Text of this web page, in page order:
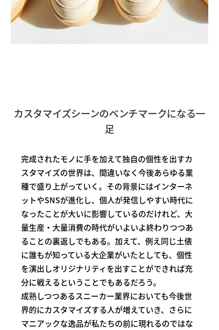
カスタマイズシーンのベンチマークになる一
足
完成されたモノに手を加えて独自の個性を出すカ
スタマイズの世界は、間違いなく今後あらゆる業
種で盛り上がっていく。その背景にはインターネ
ットやSNSが進化し、個人が発信しやすい時代に
なったことが大いに影響しているのだけれど、大
量生産・大量消費の時代がいよいよ終わりつつあ
ることの裏返しでもある。加えて、例え同じ土俵
に誰もが知っている大企業がいたとしても、個性
を演出しオリジナリティを出すことができれば充
分に戦えるということでもあるだろう。
成熟しつつあるスニーカー業界においても今後世
界的にカスタマイズする人が増えていき、さらに
マニアックな逸品が私たちの前に現れるのではな